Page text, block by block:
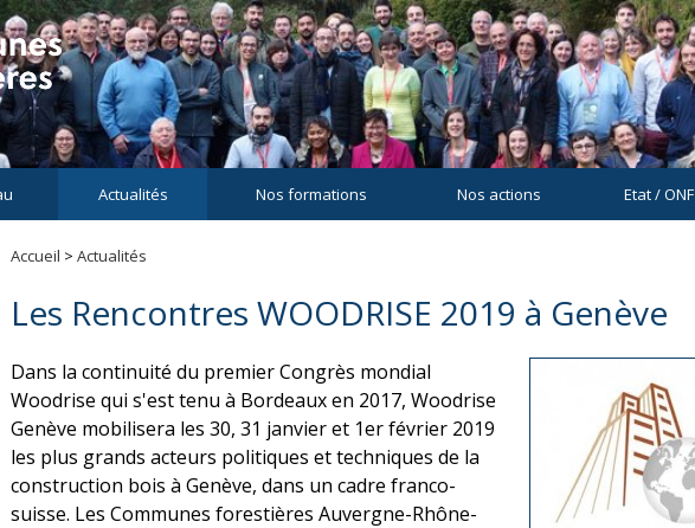
Actualités Nos formations Nos actions Etat / ONF
Accueil > Actualités
Les Rencontres WOODRISE 2019 à Genève
Dans la continuité du premier Congrès mondial
Woodrise qui s'est tenu à Bordeaux en 2017, Woodrise
Genève mobilisera les 30, 31 janvier et 1er février 2019
les plus grands acteurs politiques et techniques de la
construction bois à Genève, dans un cadre franco-
suisse. Les Communes forestières Auvergne-Rhône-